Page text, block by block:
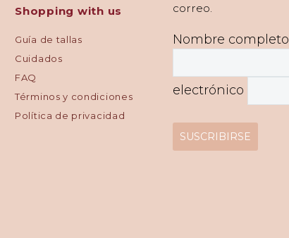
Shopping with us
Guía de tallas
Cuidados
FAQ
Términos y condiciones
Política de privacidad
correo.
Nombre completo
electrónico
SUSCRIBIRSE